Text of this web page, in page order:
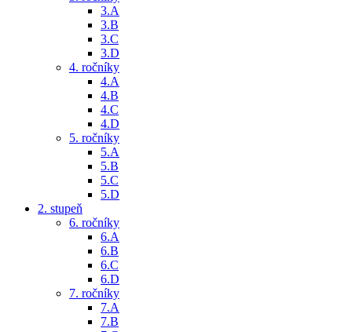
3.A
3.B
3.C
3.D
4. ročníky
4.A
4.B
4.C
4.D
5. ročníky
5.A
5.B
5.C
5.D
2. stupeň
6. ročníky
6.A
6.B
6.C
6.D
7. ročníky
7.A
7.B